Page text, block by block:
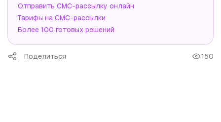
Отправить СМС-рассылку онлайн
Тарифы на СМС-рассылки
Более 100 готовых решений
Поделиться 150